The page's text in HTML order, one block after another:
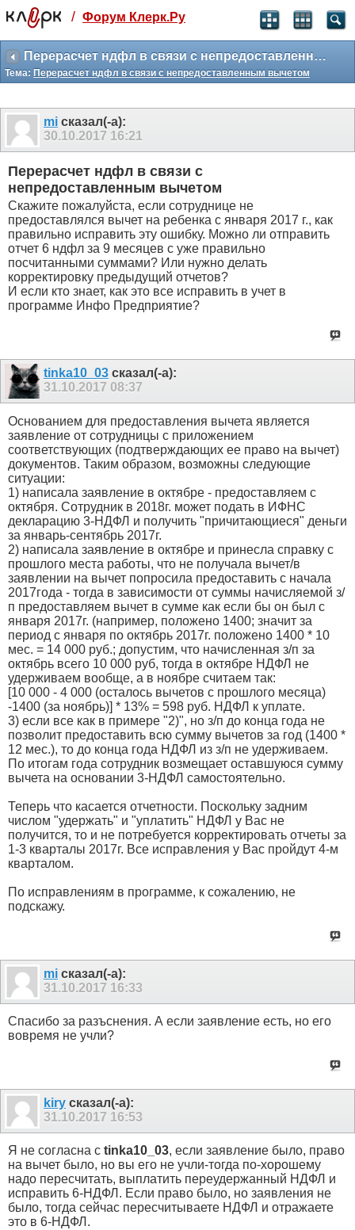
Святые угодники, Клерк без рекламы
прекрасен:)
месяц
3 месяца
259
₽
-10%
499 ₽
-15%
Отмена Оплатить
/ Форум Клерк.Ру
Перерасчет ндфл в связи с непредоставленным вычетом
Тема: Перерасчет ндфл в связи с непредоставленным вычетом
mi сказал(-а):
30.10.2017 16:21
Перерасчет ндфл в связи с
непредоставленным вычетом
Скажите пожалуйста, если сотруднице не
предоставлялся вычет на ребенка с января 2017 г., как
правильно исправить эту ошибку. Можно ли отправить
отчет 6 ндфл за 9 месяцев с уже правильно
посчитанными суммами? Или нужно делать
корректировку предыдущий отчетов?
И если кто знает, как это все исправить в учет в
программе Инфо Предприятие?
tinka10_03 сказал(-а):
31.10.2017 08:37
Основанием для предоставления вычета является
заявление от сотрудницы с приложением
соответствующих (подтверждающих ее право на вычет)
документов. Таким образом, возможны следующие
ситуации:
1) написала заявление в октябре - предоставляем с
октября. Сотрудник в 2018г. может подать в ИФНС
декларацию 3-НДФЛ и получить "причитающиеся" деньги
за январь-сентябрь 2017г.
2) написала заявление в октябре и принесла справку с
прошлого места работы, что не получала вычет/в
заявлении на вычет попросила предоставить с начала
2017года - тогда в зависимости от суммы начисляемой з/
п предоставляем вычет в сумме как если бы он был с
января 2017г. (например, положено 1400; значит за
период с января по октябрь 2017г. положено 1400 * 10
мес. = 14 000 руб.; допустим, что начисленная з/п за
октябрь всего 10 000 руб, тогда в октябре НДФЛ не
удерживаем вообще, а в ноябре считаем так:
[10 000 - 4 000 (осталось вычетов с прошлого месяца)
-1400 (за ноябрь)] * 13% = 598 руб. НДФЛ к уплате.
3) если все как в примере "2)", но з/п до конца года не
позволит предоставить всю сумму вычетов за год (1400 *
12 мес.), то до конца года НДФЛ из з/п не удерживаем.
По итогам года сотрудник возмещает оставшуюся сумму
вычета на основании 3-НДФЛ самостоятельно.
Теперь что касается отчетности. Поскольку задним
числом "удержать" и "уплатить" НДФЛ у Вас не
получится, то и не потребуется корректировать отчеты за
1-3 кварталы 2017г. Все исправления у Вас пройдут 4-м
кварталом.
По исправлениям в программе, к сожалению, не
подскажу.
mi сказал(-а):
31.10.2017 16:33
Спасибо за разъснения. А если заявление есть, но его
вовремя не учли?
kiry сказал(-а):
31.10.2017 16:53
Я не согласна с tinka10_03, если заявление было, право
на вычет было, но вы его не учли-тогда по-хорошему
надо пересчитать, выплатить переудержанный НДФЛ и
исправить 6-НДФЛ. Если право было, но заявления не
было, тогда сейчас пересчитываете НДФЛ и отражаете
это в 6-НДФЛ.